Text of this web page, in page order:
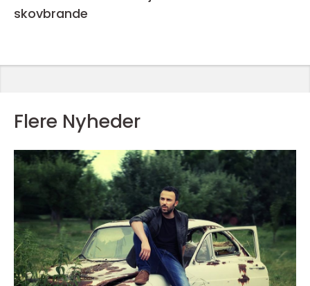
skovbrande
Flere Nyheder